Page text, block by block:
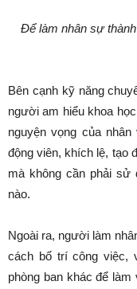
Để làm nhân sự
Bên cạnh kỹ năng
người am hiểu khoa
nguyện vọng của
động viên, khích lệ, tạo
mà không cần phải sử
nào.
Ngoài ra, người làm
cách bố trí công việc,
phòng ban khác để làm